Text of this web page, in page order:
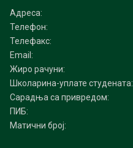
Адреса:
Телефон:
Телефакс:
Email:
Жиро рачуни:
Школарина-уплате студената:
Сарадња са привредом:
ПИБ:
Матични број: